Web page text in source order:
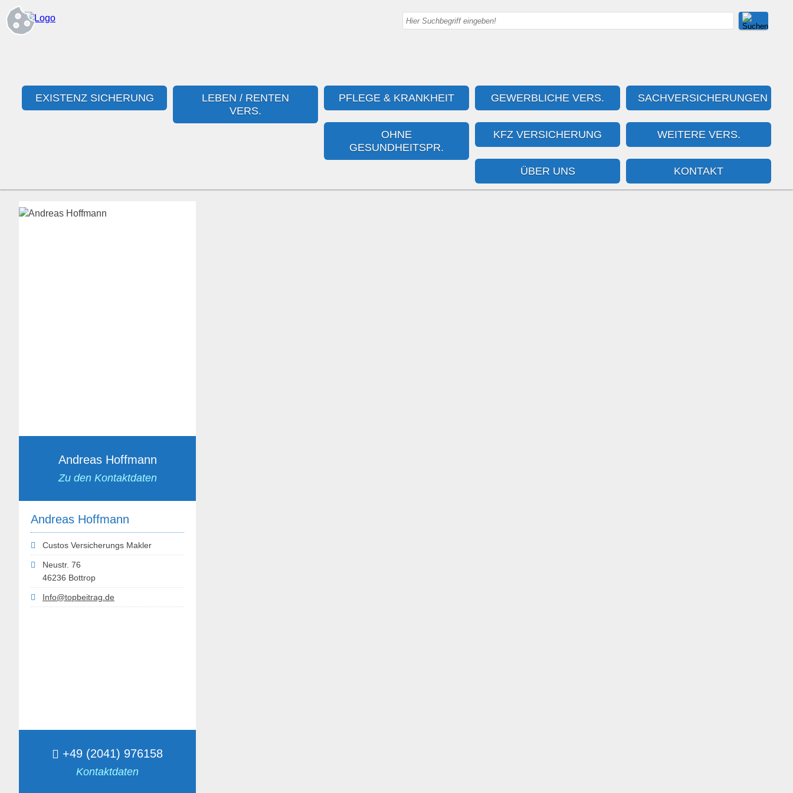
EXISTENZ SICHERUNG
LEBEN / RENTEN
VERS.
PFLEGE & KRANKHEIT GEWERBLICHE VERS. SACHVERSICHERUNGEN
OHNE
GESUNDHEITSPR.
KFZ VERSICHERUNG WEITERE VERS.
ÜBER UNS KONTAKT
Andreas Hoffmann
Zu den Kontaktdaten
Andreas Hoffmann
Custos Versicherungs Makler
Neustr. 76
46236 Bottrop
Info@topbeitrag.de
+49 (2041) 976158
Kontaktdaten